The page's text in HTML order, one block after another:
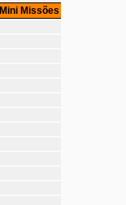
Mini Missões